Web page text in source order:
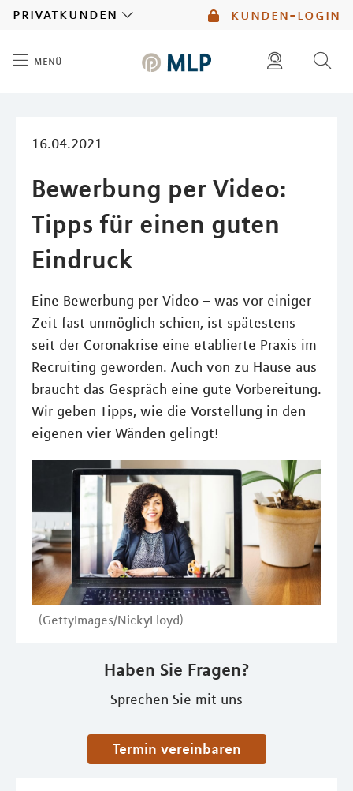
kunden-login
privatkunden
menü
16.04.2021
Bewerbung per Video:
Tipps für einen guten
Eindruck
Eine Bewerbung per Video – was vor einiger
Zeit fast unmöglich schien, ist spätestens
seit der Coronakrise eine etablierte Praxis im
Recruiting geworden. Auch von zu Hause aus
braucht das Gespräch eine gute Vorbereitung.
Wir geben Tipps, wie die Vorstellung in den
eigenen vier Wänden gelingt!
(GettyImages/NickyLloyd)
Haben Sie Fragen?
Sprechen Sie mit uns
Termin vereinbaren